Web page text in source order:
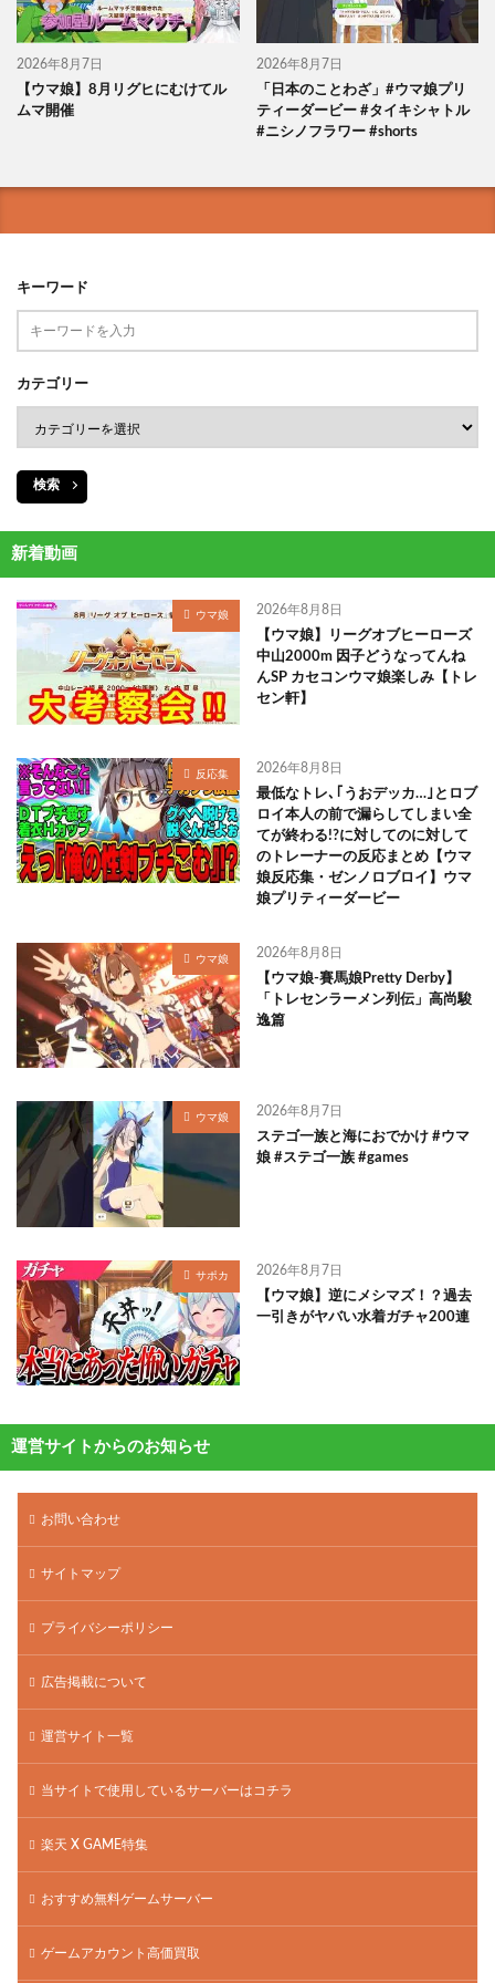
2026年8月7日
【ウマ娘】8月リグヒにむけてル
ムマ開催
2026年8月7日
「日本のことわざ」#ウマ娘プリ
ティーダービー #タイキシャトル
#ニシノフラワー #shorts
キーワード
カテゴリー
検索
新着動画
ウマ娘 2026年8月8日
【ウマ娘】リーグオブヒーローズ
中山2000m 因子どうなってんね
んSP カセコンウマ娘楽しみ【トレ
セン軒】
反応集 2026年8月8日
最低なトレ､｢うおデッカ…｣とロブ
ロイ本人の前で漏らしてしまい全
てが終わる!?に対してのに対して
のトレーナーの反応まとめ【ウマ
娘反応集・ゼンノロブロイ】ウマ
娘プリティーダービー
ウマ娘 2026年8月8日
【ウマ娘-賽馬娘Pretty Derby】
「トレセンラーメン列伝」高尚駿
逸篇
ウマ娘 2026年8月7日
ステゴ一族と海におでかけ #ウマ
娘 #ステゴ一族 #games
サポカ 2026年8月7日
【ウマ娘】逆にメシマズ！？過去
一引きがヤバい水着ガチャ200連
運営サイトからのお知らせ
お問い合わせ
サイトマップ
プライバシーポリシー
広告掲載について
運営サイト一覧
当サイトで使用しているサーバーはコチラ
楽天 X GAME特集
おすすめ無料ゲームサーバー
ゲームアカウント高価買取